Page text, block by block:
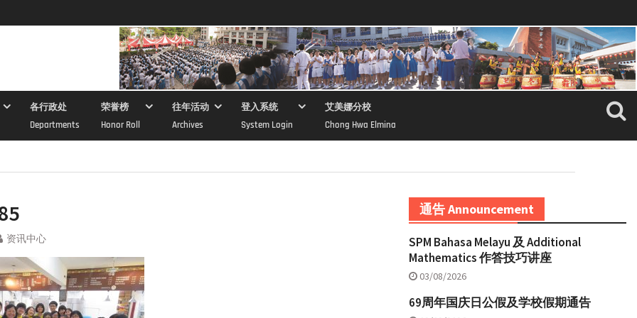
各行政处
Departments
荣誉榜
Honor Roll
往年活动
Archives
登入系统
System Login
艾美娜分校
Chong Hwa Elmina
资讯中心
通告 Announcement
SPM Bahasa Melayu 及 Additional
Mathematics 作答技巧讲座
03/08/2026
69周年国庆日公假及学校假期通告